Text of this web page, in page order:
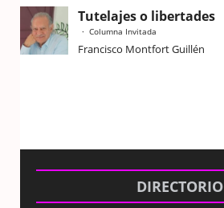
Tutelajes o libertades
Columna Invitada
Francisco Montfort Guillén
DIRECTORIO